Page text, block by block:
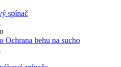
spínač
Ochrana behu na sucho